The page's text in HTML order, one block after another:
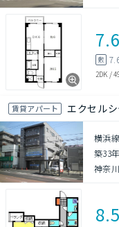
7.6
敷
2DK /
賃貸アパート エクセル
横浜
築33年
神奈
8.5